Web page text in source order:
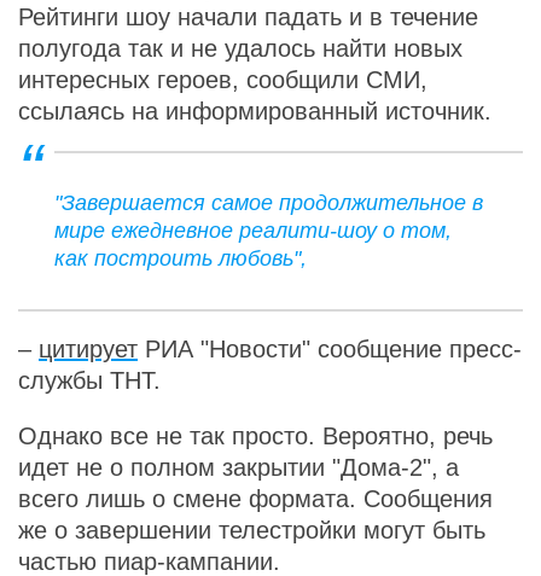
Рейтинги шоу начали падать и в течение
полугода так и не удалось найти новых
интересных героев, сообщили СМИ,
ссылаясь на информированный источник.
"Завершается самое продолжительное в
мире ежедневное реалити-шоу о том,
как построить любовь",
– цитирует РИА "Новости" сообщение пресс-
службы ТНТ.
Однако все не так просто. Вероятно, речь
идет не о полном закрытии "Дома-2", а
всего лишь о смене формата. Сообщения
же о завершении телестройки могут быть
частью пиар-кампании.